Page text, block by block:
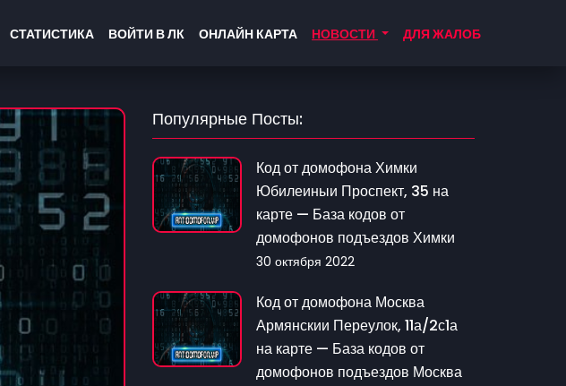
СТАТИСТИКА ВОЙТИ В ЛК ОНЛАЙН КАРТА НОВОСТИ ДЛЯ ЖАЛОБ
Популярные Посты:
Код от домофона Химки
Юбилеиныи Проспект, 35 на
карте — База кодов от
домофонов подъездов Химки
30 октября 2022
Код от домофона Москва
Армянскии Переулок, 11а/2с1а
на карте — База кодов от
домофонов подъездов Москва